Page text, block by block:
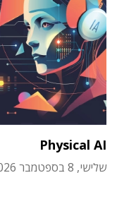
Physical AI
שלישי, 8 בספטמבר 2026